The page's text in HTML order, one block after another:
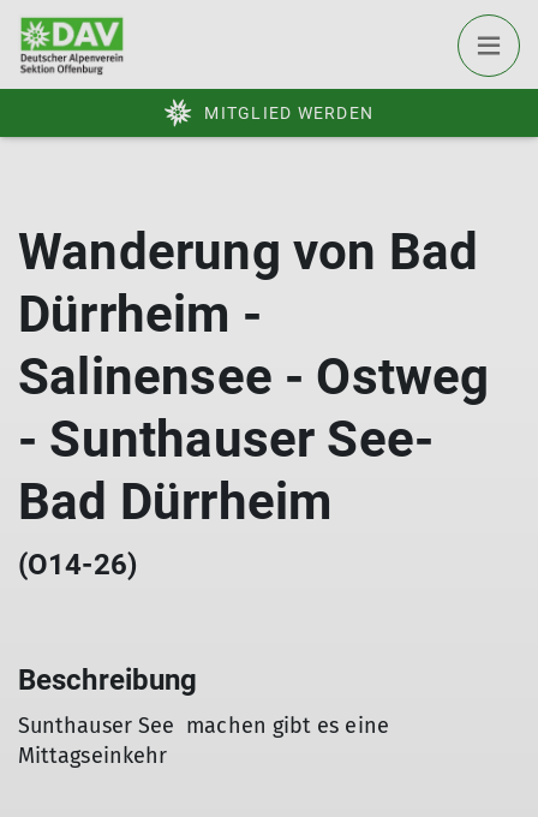
MITGLIED WERDEN
Wanderung von Bad
Dürrheim -
Salinensee - Ostweg
- Sunthauser See-
Bad Dürrheim
(O14-26)
Beschreibung
Sunthauser See machen gibt es eine
Mittagseinkehr